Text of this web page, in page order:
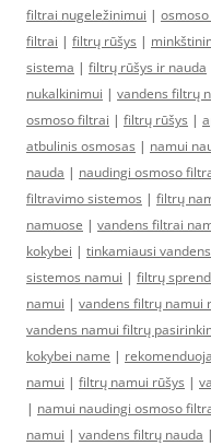
filtrai nugeležinimui |
filtrai | filtrų rūšys |
sistema | filtrų rūšys ir nauda
nukalkinimui | vandens filtrų
osmoso filtrai | filtrų rūšys |
atbulinis osmosas | namui
nauda | naudingi osmoso
filtravimo sistemos | filtrų
namuose | vandens filtrai
kokybei | tinkamiausi
sistemos namui | filtrų
namui | vandens filtrų namui
vandens namui filtrų
kokybei name |
namui | filtrų namui rūšys |
| namui naudingi osmoso
namui | vandens filtrų nauda |